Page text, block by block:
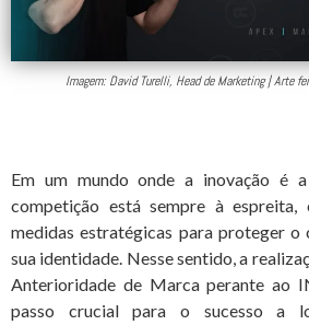
Imagem: David Turelli, Head de Marketing | Arte
Em um mundo onde a inovação é
competição está sempre à espreita,
medidas estratégicas para proteger o
sua identidade. Nesse sentido, a
Anterioridade de Marca perante ao
passo crucial para o sucesso a